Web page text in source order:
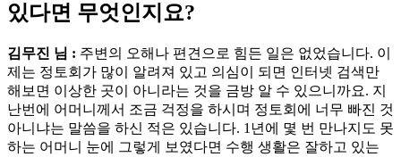
있다면 무엇인지요?
김무진 님 : 주변의 오해나 편견으로 힘든 일은 없었습니다. 이
제는 정토회가 많이 알려져 있고 의심이 되면 인터넷 검색만
해보면 이상한 곳이 아니라는 것을 금방 알 수 있으니까요. 지
난번에 어머니께서 조금 걱정을 하시며 정토회에 너무 빠진 것
아니냐는 말씀을 하신 적은 있습니다. 1년에 몇 번 만나지도 못
하는 어머니 눈에 그렇게 보였다면 수행 생활은 잘하고 있는